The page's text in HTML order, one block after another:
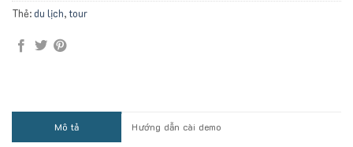
Thẻ:du lịch,tour
Mô tả Hướng dẫn cài demo